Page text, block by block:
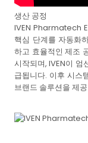
생산 공정
IVEN Pharmatech
핵심 단계를 자동화
하고 효율적인 제조
시작되며, IVEN이 엄
급됩니다. 이후 시스
브랜드 솔루션을 제